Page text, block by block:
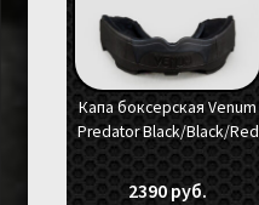
Капа боксерская Venum
Predator Black/Black/Red
2390 руб.